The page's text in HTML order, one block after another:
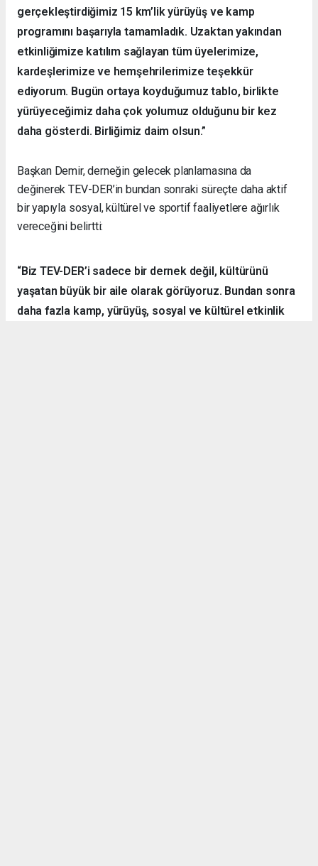
gerçekleştirdiğimiz 15 km’lik yürüyüş ve kamp
programını başarıyla tamamladık. Uzaktan yakından
etkinliğimize katılım sağlayan tüm üyelerimize,
kardeşlerimize ve hemşehrilerimize teşekkür
ediyorum. Bugün ortaya koyduğumuz tablo, birlikte
yürüyeceğimiz daha çok yolumuz olduğunu bir kez
daha gösterdi. Birliğimiz daim olsun.”
Başkan Demir, derneğin gelecek planlamasına da
değinerek TEV-DER’in bundan sonraki süreçte daha aktif
bir yapıyla sosyal, kültürel ve sportif faaliyetlere ağırlık
vereceğini belirtti:
“Biz TEV-DER’i sadece bir dernek değil, kültürünü
yaşatan büyük bir aile olarak görüyoruz. Bundan sonra
daha fazla kamp, yürüyüş, sosyal ve kültürel etkinlik